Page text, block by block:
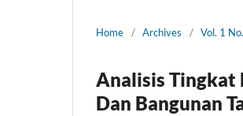
Home / Archives / Vol. 1
Analisis Tingkat
Dan Bangunan